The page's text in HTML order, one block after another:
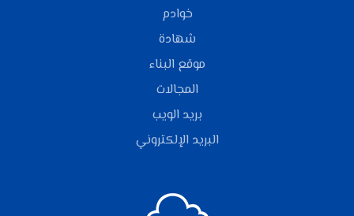
خوادم
شهادة
موقع البناء
المجالات
بريد الويب
البريد الإلكتروني